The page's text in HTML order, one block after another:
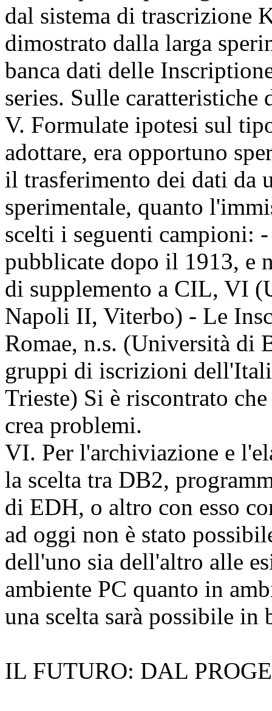
dal sistema di trascrizione
dimostrato dalla larga
banca dati delle
series. Sulle
V. Formulate ipotesi sul
adottare, era opportuno
il trasferimento dei dati da
sperimentale, quanto
scelti i seguenti campioni:
pubblicate dopo il 1913, e
di supplemento a CIL, VI
Napoli II, Viterbo) - Le
Romae, n.s. (Università di
gruppi di iscrizioni
Trieste) Si è riscontrato
crea problemi.
VI. Per l'archiviazione e
la scelta tra DB2,
di EDH, o altro con esso
ad oggi non è stato
dell'uno sia dell'altro alle
ambiente PC quanto in
una scelta sarà possibile in
IL FUTURO: DAL